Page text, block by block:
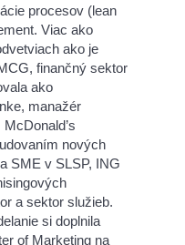
procesov (lean
Viac ako
ako je
finančný sektor
ako
manažér
nových
SME v SLSP, ING
a sektor služieb.
si doplnila
of Marketing na